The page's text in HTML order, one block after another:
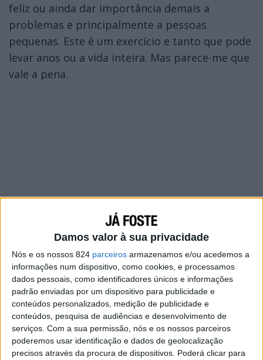
Damos valor à sua privacidade
Nós e os nossos 824 parceiros armazenamos e/ou acedemos a
informações num dispositivo, como cookies, e processamos
dados pessoais, como identificadores únicos e informações
padrão enviadas por um dispositivo para publicidade e
conteúdos personalizados, medição de publicidade e
conteúdos, pesquisa de audiências e desenvolvimento de
serviços. Com a sua permissão, nós e os nossos parceiros
poderemos usar identificação e dados de geolocalização
precisos através da procura de dispositivos. Poderá clicar para
feliz ou ainda dar importância demais a
problemas e principalmente a pessoas
pequenas. Este é um exercício e tanto que pode
levar anos ou a vida inteira. Mas parece-me que
vale a pena.